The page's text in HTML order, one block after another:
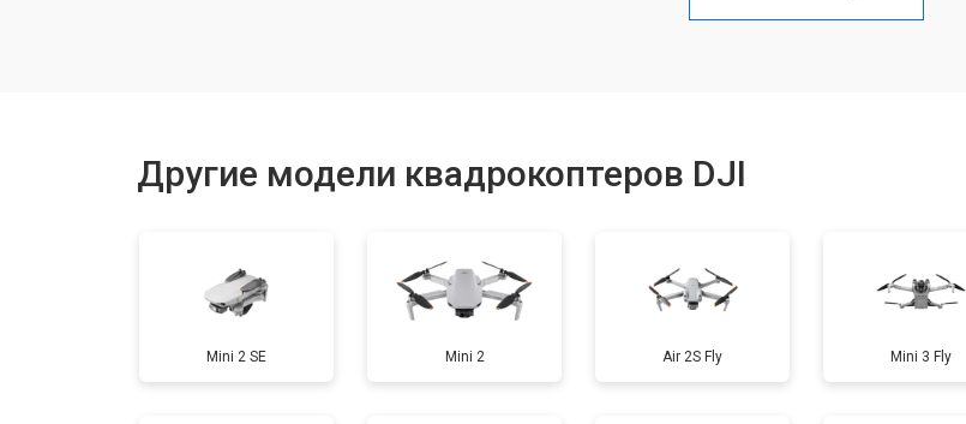
Замена аккумулятора от 60 мин
Настройка шифрования Wi-Fi от 40 мин
Другие модели квадрокоптеров DJI
Mini 2 SE Mini 2 Air 2S Fly Mini 3 Fly